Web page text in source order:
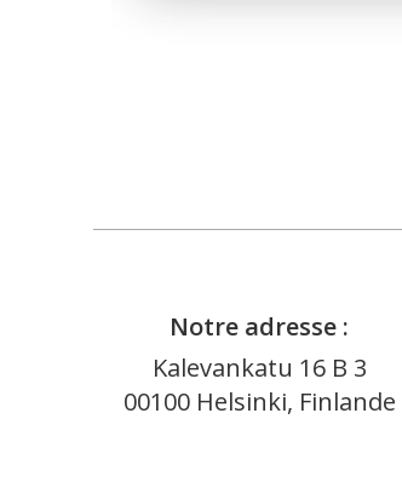
Notre adresse :
Kalevankatu 16 B 3
00100 Helsinki, Finlande